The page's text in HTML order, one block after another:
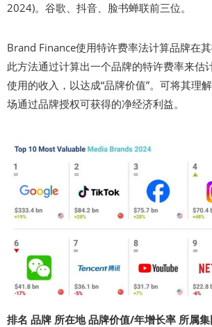
2024)。谷歌、抖音、脸书蝉联前三位。
Brand Finance使用特许费率法计算品牌在其
此方法通过计算出一个品牌的特许费率来估
使用的收入，以达成“品牌价值”。可将其理
场通过品牌授权可获得的净经济利益。
排名 品牌 所在地 品牌价值/年增长率 所属集